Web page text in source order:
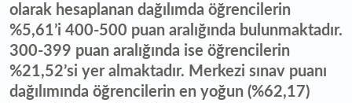
olarak hesaplanan dağılımda öğrencilerin
%5,61’i 400-500 puan aralığında bulunmaktadır.
300-399 puan aralığında ise öğrencilerin
%21,52’si yer almaktadır. Merkezi sınav puanı
dağılımında öğrencilerin en yoğun (%62,17)